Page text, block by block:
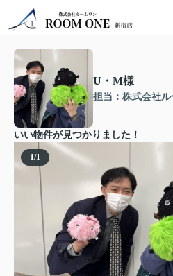
U・M様
担当：株式会社
いい物件が見つかりました！
1/1